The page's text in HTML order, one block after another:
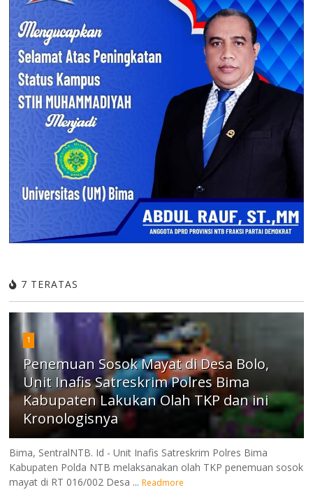
7 TERATAS
1
Penemuan Sosok Mayat di Desa Bolo,
Unit Inafis Satreskrim Polres Bima
Kabupaten Lakukan Olah TKP dan ini
Kronologisnya
Bima, SentralNTB. Id - Unit Inafis Satreskrim Polres Bima
Kabupaten Polda NTB melaksanakan olah TKP penemuan sosok
mayat di RT 016/002 Desa ... Readmore